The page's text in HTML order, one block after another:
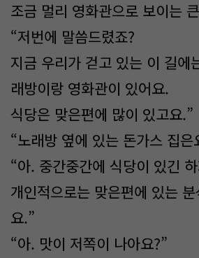
조금 멀리 영화관으로 보이는
“저번에 말씀드렸죠?
지금 우리가 걷고 있는 이 길에
래방이랑 영화관이 있어요.
식당은 맞은편에 많이 있고요.”
“노래방 옆에 있는 돈가스 집은
“아. 중간중간에 식당이 있긴
개인적으로는 맞은편에 있는
요.”
“아. 맛이 저쪽이 나아요?”